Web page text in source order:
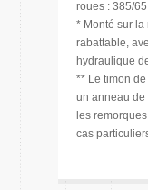
roues : 385/
* Monté sur la
rabattable,
hydraulique
** Le timon
un anneau de
les
cas